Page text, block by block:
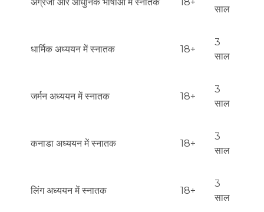
साल
धार्मिक अध्ययन में स्नातक 18+
3
साल
जर्मन अध्ययन में स्नातक 18+
3
साल
कनाडा अध्ययन में स्नातक 18+
3
साल
लिंग अध्ययन में स्नातक 18+
3
साल